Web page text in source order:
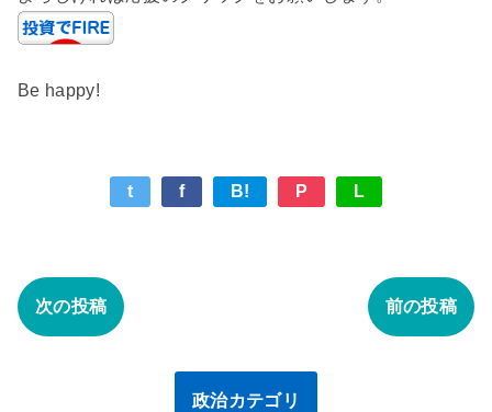
Be happy!
t f B! P L
次の投稿 前の投稿
政治カテゴリ